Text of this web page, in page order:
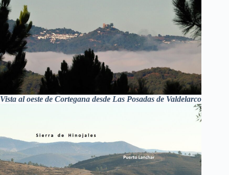
Vista al oeste de Cortegana desde Las Posadas de Valdelarco